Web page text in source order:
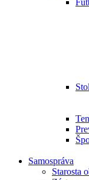
Samospráva
Starosta